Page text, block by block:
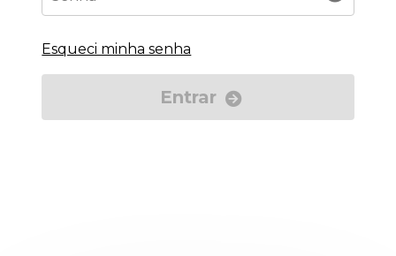
Esqueci minha senha
Entrar